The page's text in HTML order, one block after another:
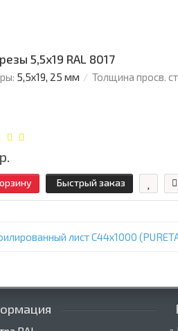
5,5х19 RAL 8017
5,5х19, 25 мм Толщина просв.
Быстрый заказ
лист С44х1000